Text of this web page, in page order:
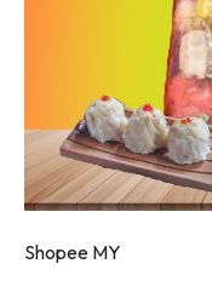
Shopee MY